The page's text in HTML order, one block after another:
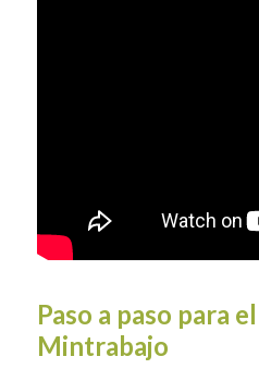
Paso a paso para
Mintrabajo